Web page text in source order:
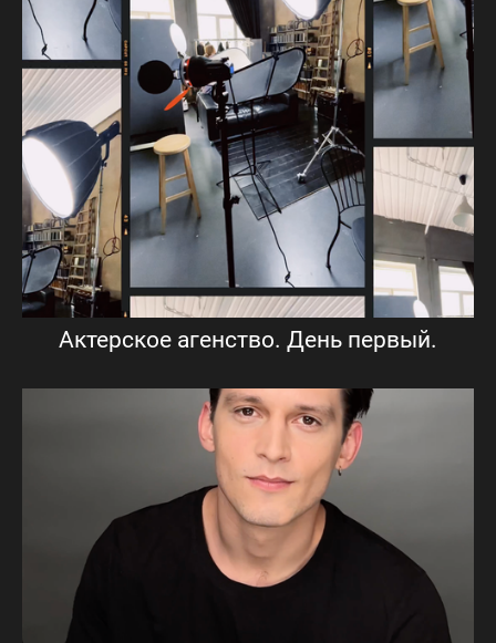
Актерское агенство. День первый.